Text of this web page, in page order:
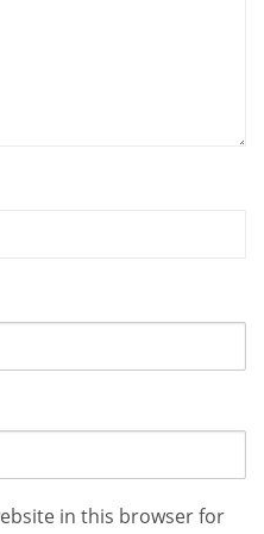
in this browser for